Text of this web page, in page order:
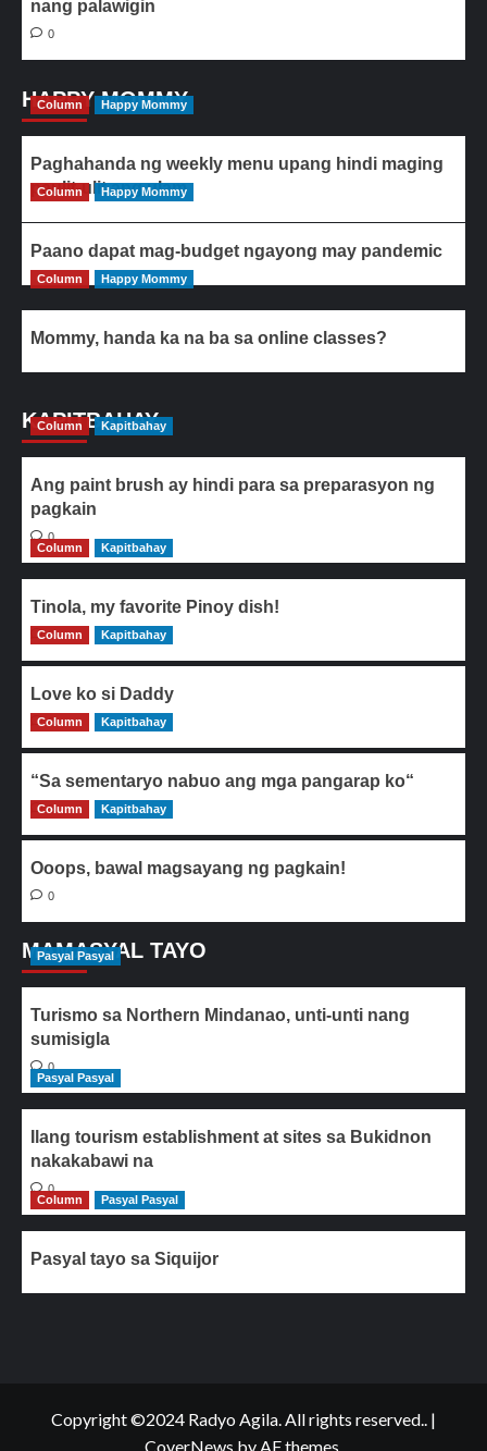
nang palawigin
0
HAPPY MOMMY
Column Happy Mommy
Paghahanda ng weekly menu upang hindi maging
paulit-ulit ang ulam
Column Happy Mommy
Paano dapat mag-budget ngayong may pandemic
Column Happy Mommy
Mommy, handa ka na ba sa online classes?
KAPITBAHAY
Column Kapitbahay
Ang paint brush ay hindi para sa preparasyon ng
pagkain
0
Column
Kapitbahay
Tinola, my favorite Pinoy dish!
0
Column Kapitbahay
Love ko si Daddy
0
Column Kapitbahay
“Sa sementaryo nabuo ang mga pangarap ko“
0
Column Kapitbahay
Ooops, bawal magsayang ng pagkain!
0
MAMASYAL TAYO
Pasyal Pasyal
Turismo sa Northern Mindanao, unti-unti nang
sumisigla
0
Pasyal Pasyal
Ilang tourism establishment at sites sa Bukidnon
nakakabawi na
0
Column
Pasyal Pasyal
Pasyal tayo sa Siquijor
Copyright ©2024 Radyo Agila. All rights reserved.. |
CoverNews by AF themes.